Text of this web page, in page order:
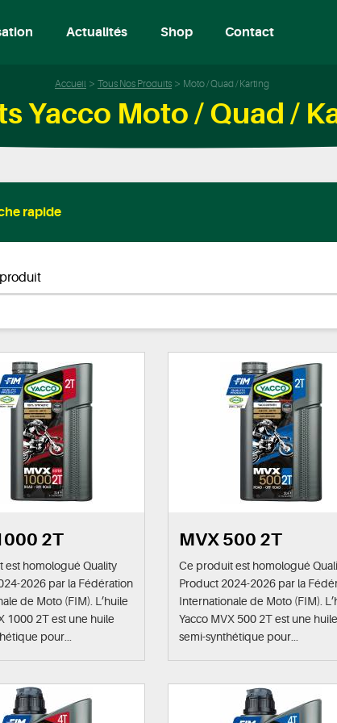
Actualités Shop Contact
Accueil Tous Nos Produits Moto / Quad / Karting
Yacco Moto / Quad /
rapide
2T
est homologué Quality
2026 par la Fédération
de Moto (FIM). L’huile
1000 2T est une huile
pour...
MVX 500 2T
Ce produit est homologué
Product 2024-2026 par la
Internationale de Moto (FIM).
Yacco MVX 500 2T est une huile
semi-synthétique pour...